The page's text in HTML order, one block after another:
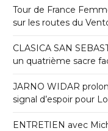
Tour de France
sur les routes du
CLASICA SAN
un quatrième sacre
JARNO WIDAR
signal d’espoir pour
ENTRETIEN avec